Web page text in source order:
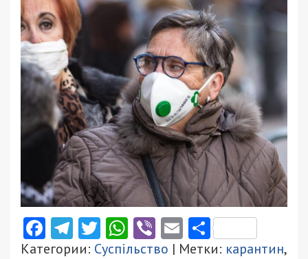
Facebook
Telegram
Twitter
WhatsApp
ViberEmail
Категории: Суспільство | Метки: карантин,